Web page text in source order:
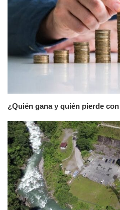
¿Quién gana y quién pierde